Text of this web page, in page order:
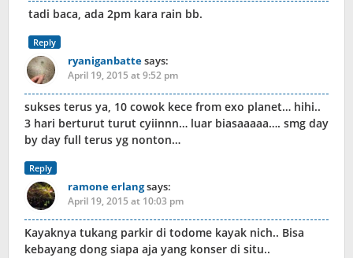
tadi baca, ada 2pm kara rain bb.
Reply
ryaniganbattesays:
April 19, 2015 at 9:52 pm
sukses terus ya, 10 cowok kece from exo planet… hihi..
3 hari berturut turut cyiinnn… luar biasaaaaa…. smg day
by day full terus yg nonton…
Reply
ramone erlangsays:
April 19, 2015 at 10:03 pm
Kayaknya tukang parkir di todome kayak nich.. Bisa
kebayang dong siapa aja yang konser di situ..